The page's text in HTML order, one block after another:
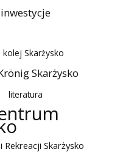
inwestycje
kolej Skarżysko
Skarżysko
literatura
Skarżysko